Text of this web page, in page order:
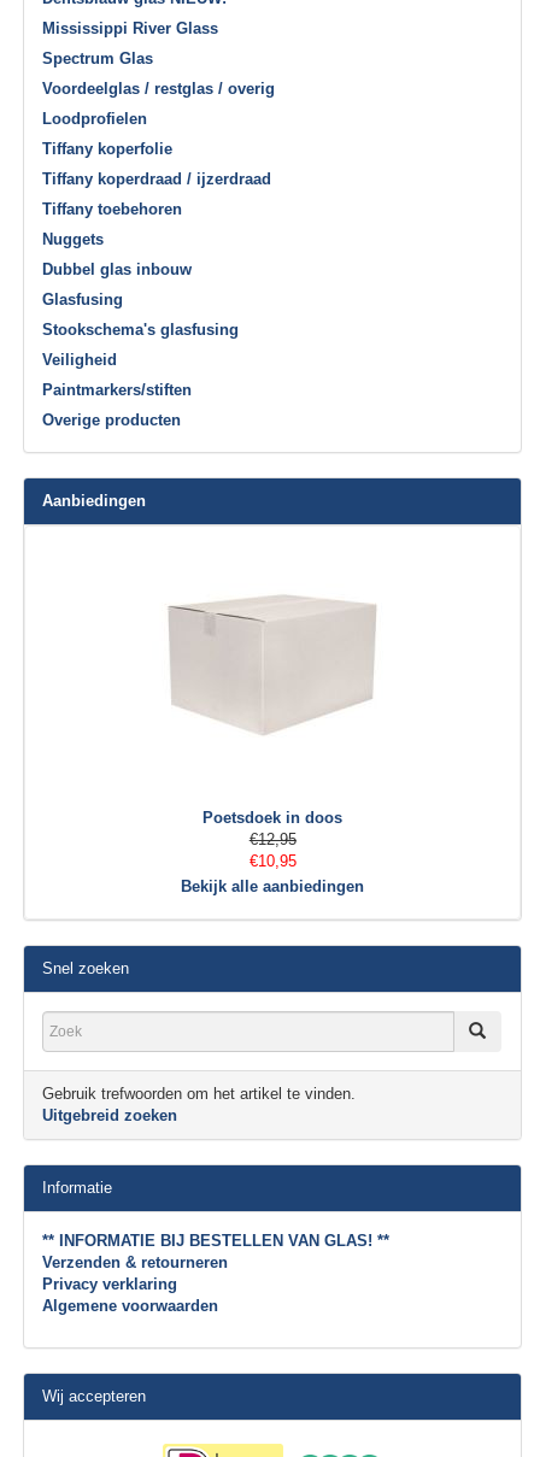
Mississippi River Glass
Spectrum Glas
Voordeelglas / restglas / overig
Loodprofielen
Tiffany koperfolie
Tiffany koperdraad / ijzerdraad
Tiffany toebehoren
Nuggets
Dubbel glas inbouw
Glasfusing
Stookschema's glasfusing
Veiligheid
Paintmarkers/stiften
Overige producten
Aanbiedingen
Poetsdoek in doos
€12,95
€10,95
Bekijk alle aanbiedingen
Snel zoeken
Gebruik trefwoorden om het artikel te vinden.
Uitgebreid zoeken
Informatie
** INFORMATIE BIJ BESTELLEN VAN GLAS! **
Verzenden & retourneren
Privacy verklaring
Algemene voorwaarden
Wij accepteren